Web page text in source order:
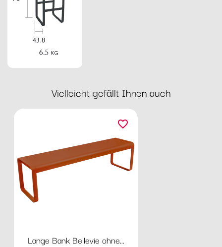
Vielleicht gefällt Ihnen auch
Lange Bank Bellevie ohne...
favorite_border